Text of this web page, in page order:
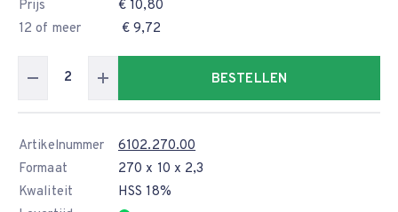
Prijs
€ 10,80
12 of meer
€ 9,72
BESTELLEN
Artikelnummer
6102.270.00
Formaat
270 x 10 x 2,3
Kwaliteit
HSS 18%